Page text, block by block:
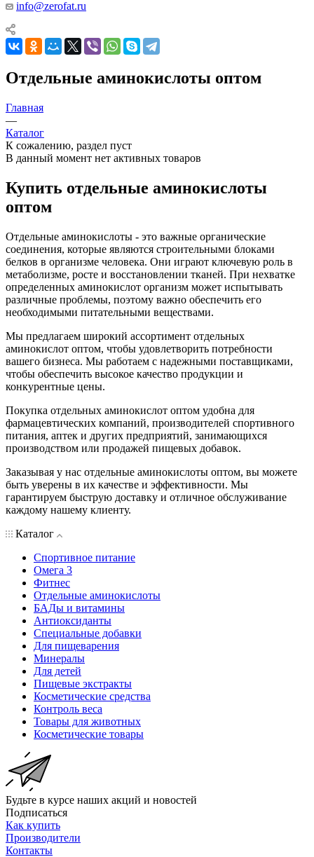
info@zerofat.ru
Отдельные аминокислоты оптом
Главная
—
Каталог
К сожалению, раздел пуст
В данный момент нет активных товаров
Купить отдельные аминокислоты
оптом
Отдельные аминокислоты - это важные органические
соединения, которые являются строительными блоками
белков в организме человека. Они играют ключевую роль в
метаболизме, росте и восстановлении тканей. При нехватке
определенных аминокислот организм может испытывать
различные проблемы, поэтому важно обеспечить его
необходимыми питательными веществами.
Мы предлагаем широкий ассортимент отдельных
аминокислот оптом, чтобы удовлетворить потребности
вашего бизнеса. Мы работаем с надежными поставщиками,
чтобы обеспечить высокое качество продукции и
конкурентные цены.
Покупка отдельных аминокислот оптом удобна для
фармацевтических компаний, производителей спортивного
питания, аптек и других предприятий, занимающихся
производством или продажей пищевых добавок.
Заказывая у нас отдельные аминокислоты оптом, вы можете
быть уверены в их качестве и эффективности. Мы
гарантируем быструю доставку и отличное обслуживание
каждому нашему клиенту.
Каталог
Спортивное питание
Омега 3
Фитнес
Отдельные аминокислоты
БАДы и витамины
Антиоксиданты
Специальные добавки
Для пищеварения
Минералы
Для детей
Пищевые экстракты
Косметические средства
Контроль веса
Товары для животных
Косметические товары
Будьте в курсе наших акций и новостей
Подписаться
Как купить
Производители
Контакты